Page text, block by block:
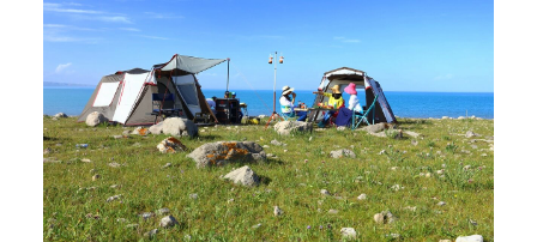
Rok Kobiet
Wyszukiwanie